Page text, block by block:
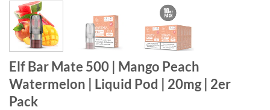
Elf Bar Mate 500 | Mango Peach
Watermelon | Liquid Pod | 20mg | 2er
Pack